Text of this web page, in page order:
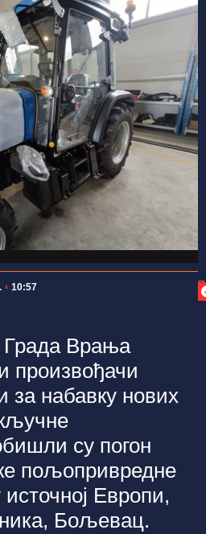
10:57
Града Врања
произвођачи
за набавку нових
су погон
пољопривредне
Европи,
Бољевац.